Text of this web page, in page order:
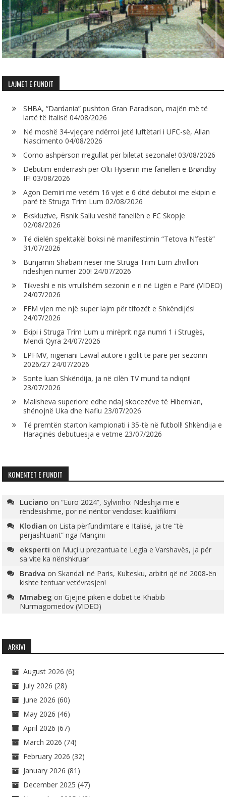
LAJMET E FUNDIT
SHBA, “Dardania” pushton Gran Paradison, majën më të
lartë të Italisë 04/08/2026
Në moshë 34-vjeçare ndërroi jetë luftëtari i UFC-së, Allan
Nascimento 04/08/2026
Como ashpërson rregullat për biletat sezonale! 03/08/2026
Debutim ëndërrash për Olti Hysenin me fanellën e Brøndby
IF! 03/08/2026
Agon Demiri me vetëm 16 vjet e 6 ditë debutoi me ekipin e
parë të Struga Trim Lum 02/08/2026
Ekskluzive, Fisnik Saliu veshë fanellën e FC Skopje
02/08/2026
Të dielën spektakël boksi në manifestimin “Tetova N’festë”
31/07/2026
Bunjamin Shabani nesër me Struga Trim Lum zhvillon
ndeshjen numër 200! 24/07/2026
Tikveshi e nis vrrullshëm sezonin e ri në Ligën e Parë (VIDEO)
24/07/2026
FFM vjen me një super lajm për tifozët e Shkëndijës!
24/07/2026
Ekipi i Struga Trim Lum u mirëprit nga numri 1 i Strugës,
Mendi Qyra 24/07/2026
LPFMV, nigeriani Lawal autorë i golit të parë për sezonin
2026/27 24/07/2026
Sonte luan Shkëndija, ja në cilën TV mund ta ndiqni!
23/07/2026
Malisheva superiore edhe ndaj skocezëve të Hibernian,
shënojnë Uka dhe Nafiu 23/07/2026
Të premtën starton kampionati i 35-të në futboll! Shkëndija e
Haraçinës debutuesja e vetme 23/07/2026
KOMENTET E FUNDIT
Luciano on“Euro 2024”, Sylvinho: Ndeshja më e
rëndësishme, por në nëntor vendoset kualifikimi
Klodian on Lista përfundimtare e Italisë, ja tre “të
përjashtuarit” nga Mançini
eksperti on Muçi u prezantua te Legia e Varshavës, ja për
sa vite ka nënshkruar
Bradva onSkandali në Paris, Kultesku, arbitri që në 2008-ën
kishte tentuar vetëvrasjen!
Mmabeg onGjejnë pikën e dobët të Khabib
Nurmagomedov (VIDEO)
ARKIVI
August 2026 (6)
July 2026 (28)
June 2026 (60)
May 2026 (46)
April 2026 (67)
March 2026 (74)
February 2026 (32)
January 2026 (81)
December 2025 (47)